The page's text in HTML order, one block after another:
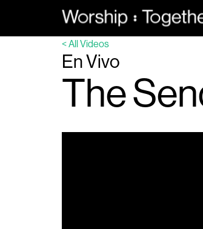
< All Videos
En Vivo
The